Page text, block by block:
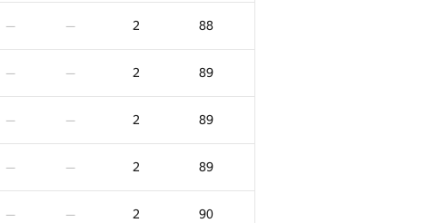
— — 2 88
— — 2 89
— — 2 89
— — 2 89
— — 2 90